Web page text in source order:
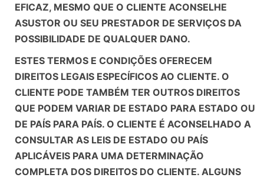
EFICAZ, MESMO QUE O CLIENTE ACONSELHE
ASUSTOR OU SEU PRESTADOR DE SERVIÇOS DA
POSSIBILIDADE DE QUALQUER DANO.
ESTES TERMOS E CONDIÇÕES OFERECEM
DIREITOS LEGAIS ESPECÍFICOS AO CLIENTE. O
CLIENTE PODE TAMBÉM TER OUTROS DIREITOS
QUE PODEM VARIAR DE ESTADO PARA ESTADO OU
DE PAÍS PARA PAÍS. O CLIENTE É ACONSELHADO A
CONSULTAR AS LEIS DE ESTADO OU PAÍS
APLICÁVEIS PARA UMA DETERMINAÇÃO
COMPLETA DOS DIREITOS DO CLIENTE. ALGUNS